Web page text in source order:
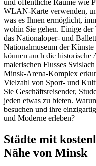
und öffentliche Räume wie
WLAN-Karte verwenden,
was es Ihnen ermöglicht,
wohin Sie gehen. Einige
das Nationaloper- und
Nationalmuseum der
können auch die historische
malerischen Flusses
Minsk-Arena-Komplex
Vielzahl von Sport- und
Sie Geschäftsreisender,
jeden etwas zu bieten.
besuchen und ihre
und Moderne erleben?
Städte mit
Nähe von Minsk